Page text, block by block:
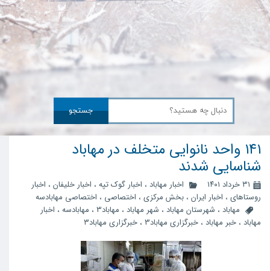
جستجو
۱۴۱ واحد نانوایی متخلف در مهاباد
شناسایی شدند
۳۱ خرداد ۱۴۰۱ اخبار مهاباد ، اخبار گوک تپه ، اخبار خلیفان ، اخبار
روستاهای ، اخبار ایران ، بخش مرکزی ، اختصاصی ، اختصاصی مهابادسه
مهاباد ، شهرستان مهاباد ، شهر مهاباد ، مهاباد3 ، مهابادسه ، اخبار
مهاباد ، خبر مهاباد ، خبرگزاری مهاباد3 ، خبرگزاری مهاباد۳